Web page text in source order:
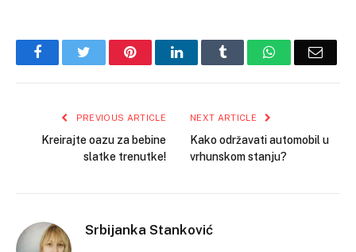
FacebookTwitter PinterestLinkedInTumblr WhatsAppEmail
PREVIOUS ARTICLE
Kreirajte oazu za bebine
slatke trenutke!
NEXT ARTICLE
Kako održavati automobil u
vrhunskom stanju?
Srbijanka Stanković